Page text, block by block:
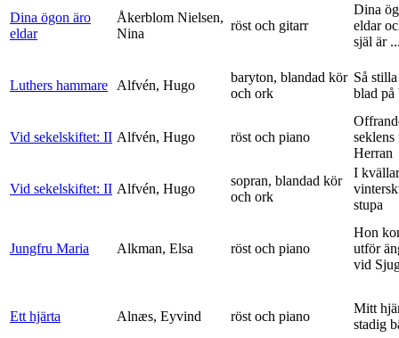
Dina ögon äro
eldar
Åkerblom Nielsen,
Nina
röst och gitarr
Dina
eldar
själ är
Luthers hammare Alfvén, Hugo
baryton, blandad kör
och ork
Så
blad på
Vid sekelskiftet: II Alfvén, Hugo röst och piano
Herran
Vid sekelskiftet: II Alfvén, Hugo
sopran, blandad kör
och ork
I
stupa
Jungfru Maria Alkman, Elsa röst och piano
Hon
utför
vid
Ett hjärta Alnæs, Eyvind röst och piano
Mitt
stadig